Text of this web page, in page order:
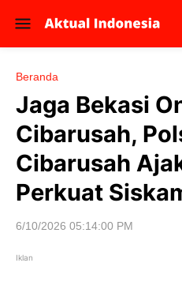
Beranda
Jaga Bekasi
Cibarusah,
Cibarusah
Perkuat
6/10/2026 05:14:00 PM
Iklan